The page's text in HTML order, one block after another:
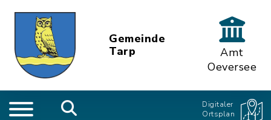
Gemeinde
Tarp
Amt
Oeversee
Digitaler
Ortsplan